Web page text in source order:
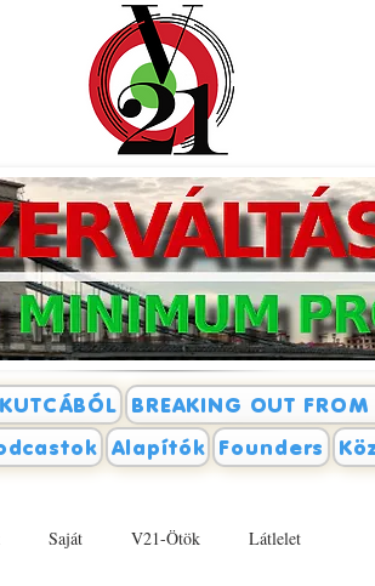
BREAKING OUT
Alapítók Founders
Saját V21-Ötök Látlelet